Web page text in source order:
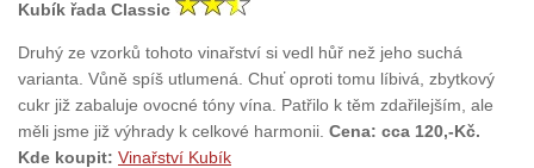
Kubík řada Classic
Druhý ze vzorků tohoto vinařství si vedl hůř než jeho suchá
varianta. Vůně spíš utlumená. Chuť oproti tomu líbivá, zbytkový
cukr již zabaluje ovocné tóny vína. Patřilo k těm zdařilejším, ale
měli jsme již výhrady k celkové harmonii. Cena: cca 120,-Kč.
Kde koupit: Vinařství Kubík